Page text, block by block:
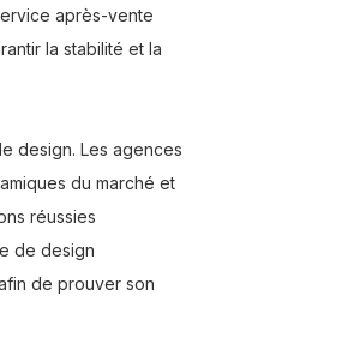
après-vente
la stabilité et la
design. Les agences
du marché et
réussies
de design
de prouver son